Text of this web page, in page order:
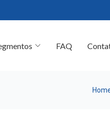
FAQ